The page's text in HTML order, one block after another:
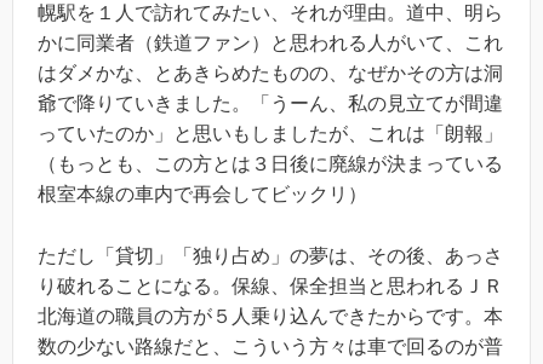
幌駅を１人で訪れてみたい、それが理由。道中、明ら
かに同業者（鉄道ファン）と思われる人がいて、これ
はダメかな、とあきらめたものの、なぜかその方は洞
爺で降りていきました。「うーん、私の見立てが間違
っていたのか」と思いもしましたが、これは「朗報」
（もっとも、この方とは３日後に廃線が決まっている
根室本線の車内で再会してビックリ）
ただし「貸切」「独り占め」の夢は、その後、あっさ
り破れることになる。保線、保全担当と思われるＪＲ
北海道の職員の方が５人乗り込んできたからです。本
数の少ない路線だと、こういう方々は車で回るのが普